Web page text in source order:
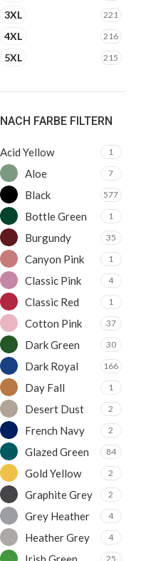
3XL 221
4XL 216
5XL 215
NACH FARBE FILTERN
Acid Yellow 1
Aloe 7
Black 577
Bottle Green 1
Burgundy 35
Canyon Pink 1
Classic Pink 4
Classic Red 1
Cotton Pink 37
Dark Green 30
Dark Royal 166
Day Fall 1
Desert Dust 2
French Navy 2
Glazed Green 84
Gold Yellow 2
Graphite Grey 2
Grey Heather 4
Heather Grey 4
25